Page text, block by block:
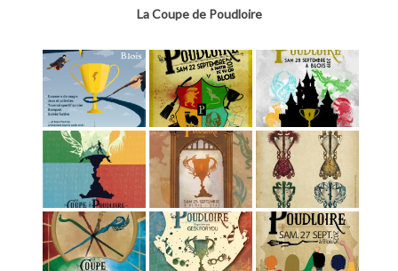
La Coupe de Poudloire